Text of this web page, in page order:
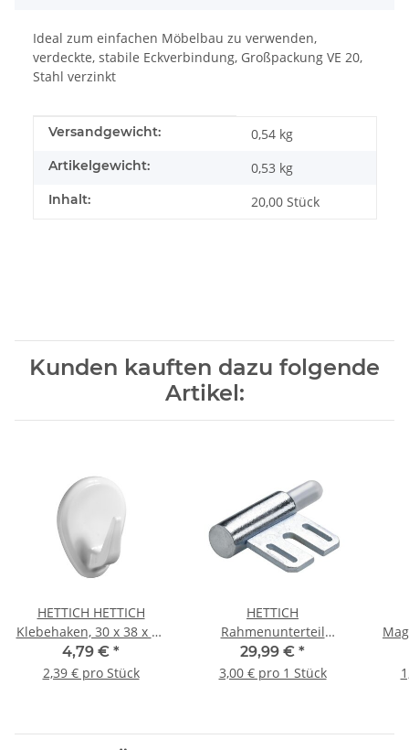
Ideal zum einfachen Möbelbau zu verwenden,
verdeckte, stabile Eckverbindung, Großpackung VE 20,
Stahl verzinkt
Produkteigenschaft
Wert
Versandgewicht: 0,54 kg
Artikelgewicht: 0,53 kg
Inhalt: 20,00 Stück
Kunden kauften dazu folgende
Artikel:
HETTICH HETTICH
Klebehaken, 30 x 38 x 22
mm, Kunststoff, weiß, 2
Stück
4,79 € *
2,39 € pro Stück
HETTICH
Rahmenunterteil
wartungsfrei, Ø 15 x 65
mm, Stahl verzinkt, 10
29,99 € *
3,00 € pro 1 Stück